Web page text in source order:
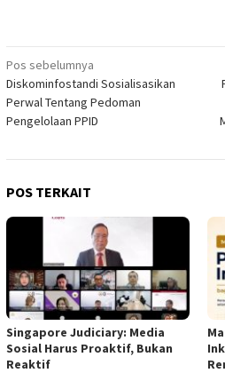
Navigasi
pos
Pos sebelumnya
Diskominfostandi Sosialisasikan
Perwal Tentang Pedoman
Pengelolaan PPID
POS TERKAIT
Singapore Judiciary: Media
Sosial Harus Proaktif, Bukan
Reaktif ‎